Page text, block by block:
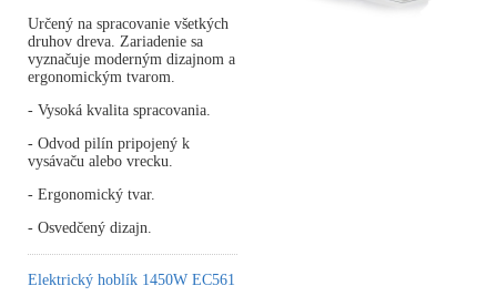
Určený na spracovanie všetkých
druhov dreva. Zariadenie sa
vyznačuje moderným dizajnom a
ergonomickým tvarom.
- Vysoká kvalita spracovania.
- Odvod pilín pripojený k
vysávaču alebo vrecku.
- Ergonomický tvar.
- Osvedčený dizajn.
Elektrický hoblík 1450W EC561